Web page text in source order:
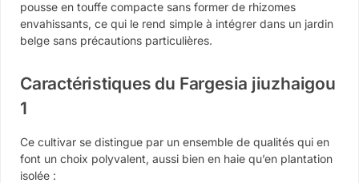
pousse en touffe compacte sans former de rhizomes
envahissants, ce qui le rend simple à intégrer dans un jardin
belge sans précautions particulières.
Caractéristiques du Fargesia jiuzhaigou
1
Ce cultivar se distingue par un ensemble de qualités qui en
font un choix polyvalent, aussi bien en haie qu’en plantation
isolée :